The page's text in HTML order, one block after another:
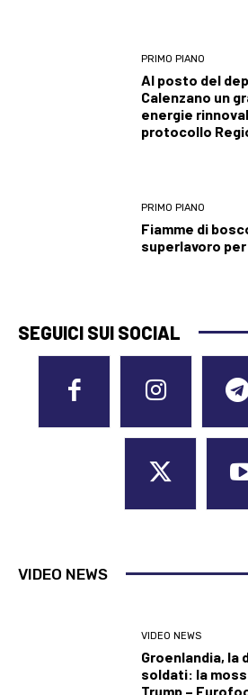
PRIMO PIANO
Al posto del
Calenzano un
energie
protocollo
PRIMO PIANO
Fiamme di
superlavoro per
SEGUICI SUI SOCIAL
VIDEO NEWS
VIDEO NEWS
Groenlandia, la
soldati: la
Trump –